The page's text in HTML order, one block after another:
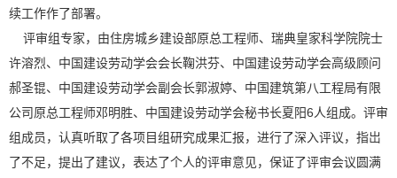
续工作作了部署。
评审组专家，由住房城乡建设部原总工程师、瑞典皇家科学院院士
许溶烈、中国建设劳动学会会长鞠洪芬、中国建设劳动学会高级顾问
郝圣锟、中国建设劳动学会副会长郭淑婷、中国建筑第八工程局有限
公司原总工程师邓明胜、中国建设劳动学会秘书长夏阳6人组成。评审
组成员，认真听取了各项目组研究成果汇报，进行了深入评议，指岀
了不足，提出了建议，表达了个人的评审意见，保证了评审会议圆满